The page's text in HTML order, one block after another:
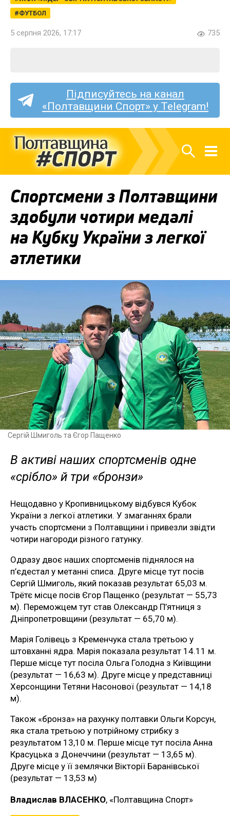
ФУТБОЛ
5 серпня 2026, 17:17 735
Підписуйтесь на канал
«Полтавщини Спорт» у Telegram!
Спортсмени з Полтавщини
здобули чотири медалі
на Кубку України з легкої
атлетики
Сергій Шмиголь та Єгор Пащенко
В активі наших спортсменів одне
«срібло» й три «бронзи»
Нещодавно у Кропивницькому відбувся Кубок
України з легкої атлетики. У змаганнях брали
участь спортсмени з Полтавщини і привезли звідти
чотири нагороди різного гатунку.
Одразу двоє наших спортсменів піднялося на
п’єдестал у метанні списа. Друге місце тут посів
Сергій Шмиголь, який показав результат 65,03 м.
Трётє місце посів Єгор Пащенко (результат — 55,73
м). Переможцем тут став Олександр П’ятниця з
Дніпропетровщини (результат — 65,70 м).
Марія Голівець з Кременчука стала третьою у
штовханні ядра. Марія показала результат 14.11 м.
Перше місце тут посіла Ольга Голодна з Київщини
(результат — 16,63 м). Друге місце у представниці
Херсонщини Тетяни Насонової (результат — 14,18
м).
Також «бронза» на рахунку полтавки Ольги Корсун,
яка стала третьою у потрійному стрибку з
результатом 13,10 м. Перше місце тут посіла Анна
Красуцька з Донеччини (результат — 13,65 м).
Друге місце у її землячки Вікторії Баранівської
(результат — 13,53 м)
Владислав ВЛАСЕНКО, «Полтавщина Спорт»